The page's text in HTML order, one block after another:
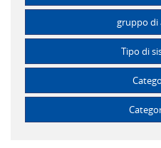
gruppo di
Tipo di